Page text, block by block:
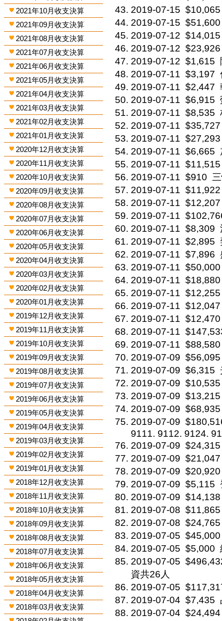
2021年10月收支決算
2021年09月收支決算
2021年08月收支決算
2021年07月收支決算
2021年06月收支決算
2021年05月收支決算
2021年04月收支決算
2021年03月收支決算
2021年02月收支決算
2021年01月收支決算
2020年12月收支決算
2020年11月收支決算
2020年10月收支決算
2020年09月收支決算
2020年08月收支決算
2020年07月收支決算
2020年06月收支決算
2020年05月收支決算
2020年04月收支決算
2020年03月收支決算
2020年02月收支決算
2020年01月收支決算
2019年12月收支決算
2019年11月收支決算
2019年10月收支決算
2019年09月收支決算
2019年08月收支決算
2019年07月收支決算
2019年06月收支決算
2019年05月收支決算
2019年04月收支決算
2019年03月收支決算
2019年02月收支決算
2019年01月收支決算
2018年12月收支決算
2018年11月收支決算
2018年10月收支決算
2018年09月收支決算
2018年08月收支決算
2018年07月收支決算
2018年06月收支決算
2018年05月收支決算
2018年04月收支決算
2018年03月收支決算
2019-07-15 $10,065
2019-07-15 $51,600
2019-07-12 $14,015
2019-07-12 $23,926
2019-07-12 $1,615
2019-07-11 $3,197
2019-07-11 $2,447
2019-07-11 $6,915
2019-07-11 $8,535
2019-07-11 $35,727
2019-07-11 $27,293
2019-07-11 $6,665
2019-07-11 $11,515
2019-07-11 $910
2019-07-11 $11,922
2019-07-11 $12,207
2019-07-11
2019-07-11 $8,309
2019-07-11 $2,895
2019-07-11 $7,896
2019-07-11 $50,000
2019-07-11 $18,880
2019-07-11 $12,255
2019-07-11 $12,047
2019-07-11 $12,470
2019-07-11
2019-07-11 $88,580
2019-07-09 $56,095
2019-07-09 $6,315
2019-07-09 $10,535
2019-07-09 $13,215
2019-07-09 $68,935
2019-07-09
9111. 9112. 9124.
2019-07-09 $24,315
2019-07-09 $21,047
2019-07-09 $20,920
2019-07-09 $5,115
2019-07-09 $14,138
2019-07-08 $11,865
2019-07-08 $24,765
2019-07-05 $45,000
2019-07-05 $5,000
2019-07-05
資共26人
2019-07-05
2019-07-04 $7,435
2019-07-04 $24,494